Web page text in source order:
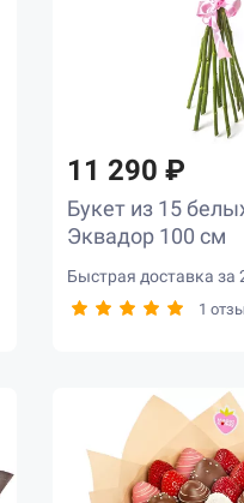
11 290 ₽
Букет из 15
Эквадор 100 см
Быстрая доставка за
1